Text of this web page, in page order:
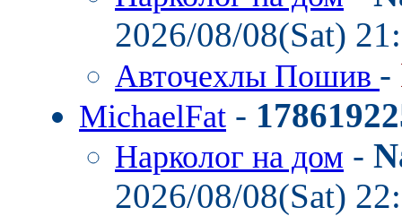
2026/08/08(Sat)
Авточехлы Пошив -
MichaelFat -
Нарколог на дом -
2026/08/08(Sat)